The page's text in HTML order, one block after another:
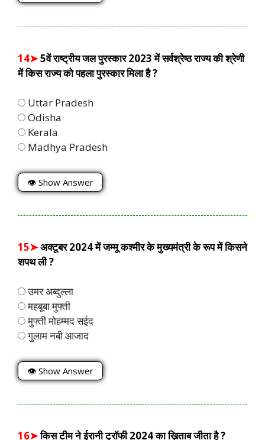
14➤5वें राष्ट्रीय जल पुरस्कार 2023 में सर्वश्रेष्ठ राज्य की श्रेणी
में किस राज्य को पहला पुरस्कार मिला है ?
Uttar Pradesh
Odisha
Kerala
Madhya Pradesh
👁 Show Answer
15➤अक्टूबर 2024 में जम्मू कश्मीर के मुख्यमंत्री के रूप में किसने
शपथ ली ?
उमर अब्दुल्ला
महबूबा मुफ्ती
मुफ्ती मोहम्मद सईद
गुलाम नबी आजाद
👁 Show Answer
16➤किस टीम ने ईरानी ट्रॉफी 2024 का ख़िताब जीता है ?